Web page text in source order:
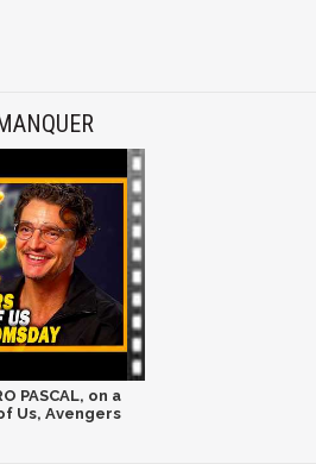
PASCAL, on a
Us, Avengers